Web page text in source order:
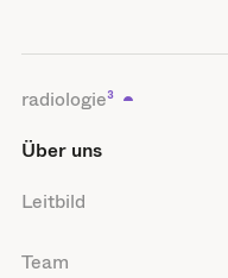
radiologie³
Über uns
Leitbild
Team